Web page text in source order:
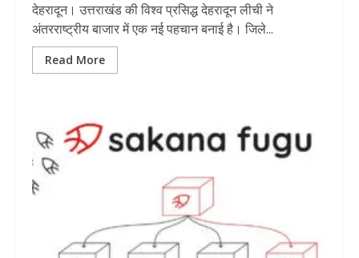
देहरादून। उत्तराखंड की विश्व प्रसिद्ध देहरादून लीची ने
अंतरराष्ट्रीय बाजार में एक नई पहचान बनाई है। जिले...
Read More